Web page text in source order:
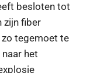
besloten tot
zijn fiber
tegemoet te
het